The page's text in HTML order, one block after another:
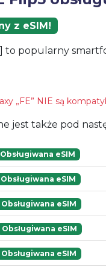
z eSIM!
to popularny
„FE” NIE są
jest także pod
Obsługiwana eSIM
Obsługiwana eSIM
Obsługiwana eSIM
Obsługiwana eSIM
Obsługiwana eSIM